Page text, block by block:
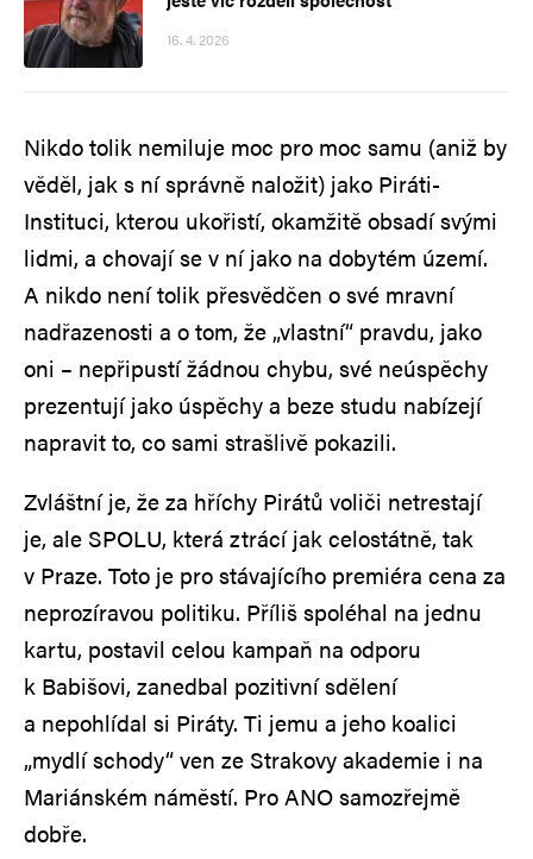
16. 4. 2026
Nikdo tolik nemiluje moc pro moc samu (aniž by
věděl, jak s ní správně naložit) jako Piráti-
Instituci, kterou ukořistí, okamžitě obsadí svými
lidmi, a chovají se v ní jako na dobytém území.
A nikdo není tolik přesvědčen o své mravní
nadřazenosti a o tom, že „vlastní“ pravdu, jako
oni – nepřipustí žádnou chybu, své neúspěchy
prezentují jako úspěchy a beze studu nabízejí
napravit to, co sami strašlivě pokazili.
Zvláštní je, že za hříchy Pirátů voliči netrestají
je, ale SPOLU, která ztrácí jak celostátně, tak
v Praze. Toto je pro stávajícího premiéra cena za
neprozíravou politiku. Příliš spoléhal na jednu
kartu, postavil celou kampaň na odporu
k Babišovi, zanedbal pozitivní sdělení
a nepohlídal si Piráty. Ti jemu a jeho koalici
„mydlí schody“ ven ze Strakovy akademie i na
Mariánském náměstí. Pro ANO samozřejmě
dobře.